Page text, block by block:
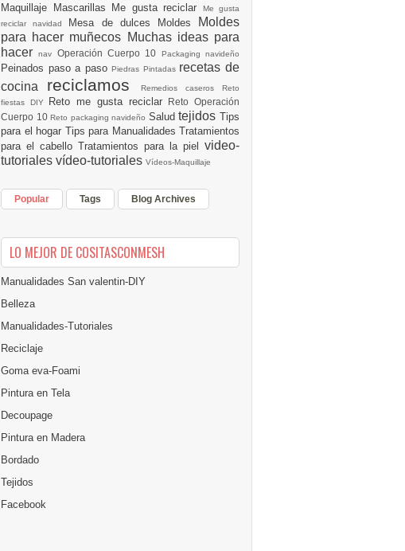
Maquillaje Mascarillas Me gusta reciclar
Me gusta
reciclar navidad Mesa de dulces Moldes
Moldes
para hacer muñecos Muchas ideas para
hacernav Operación Cuerpo 10 Packaging navideño
Peinados paso a pasoPiedras Pintadas recetas de
cocina reciclamos Remedios caseros Reto
fiestas DIY Reto me gusta reciclar
Reto Operación
Cuerpo 10Reto packaging navideño SaludtejidosTips
para el hogar Tips para Manualidades Tratamientos
para el cabello Tratamientos para la piel video-
tutoriales vídeo-tutoriales Vídeos-Maquillaje
Popular Tags Blog Archives
LO MEJOR DE COSITASCONMESH
Manualidades San valentin-DIY
Belleza
Manualidades-Tutoriales
Reciclaje
Goma eva-Foami
Pintura en Tela
Decoupage
Pintura en Madera
Bordado
Tejidos
Facebook